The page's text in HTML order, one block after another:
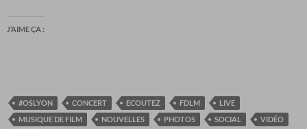
J’AIME ÇA :
#OSLYON CONCERT ECOUTEZ FDLM
LIVE
MUSIQUE DE FILM
NOUVELLES PHOTOS SOCIAL
VIDÉO